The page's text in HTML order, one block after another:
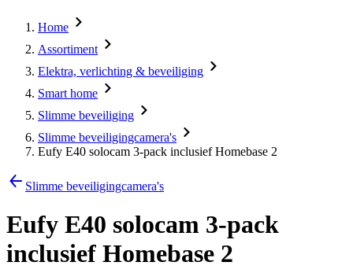
Home
Assortiment
Elektra, verlichting & beveiliging
Smart home
Slimme beveiliging
Slimme beveiligingcamera's
Eufy E40 solocam 3-pack inclusief Homebase 2
Slimme beveiligingcamera's
Eufy E40 solocam 3-pack
inclusief Homebase 2